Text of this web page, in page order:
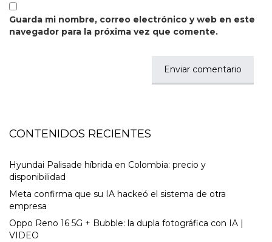
Guarda mi nombre, correo electrónico y web en este
navegador para la próxima vez que comente.
CONTENIDOS RECIENTES
Hyundai Palisade híbrida en Colombia: precio y
disponibilidad
Meta confirma que su IA hackeó el sistema de otra
empresa
Oppo Reno 16 5G + Bubble: la dupla fotográfica con IA |
VIDEO